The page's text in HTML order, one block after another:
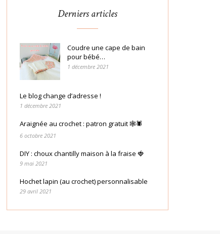
Derniers articles
Coudre une cape de bain
pour bébé…
1 décembre 2021
Le blog change d’adresse !
1 décembre 2021
Araignée au crochet : patron gratuit 🕸🕷
6 octobre 2021
DIY : choux chantilly maison à la fraise 🍓
9 mai 2021
Hochet lapin (au crochet) personnalisable
29 avril 2021